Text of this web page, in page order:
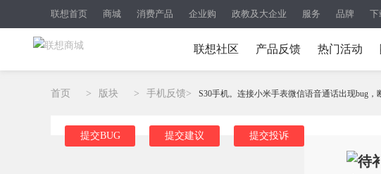
联想首页 商城 消费产品 企业购 政教及大企业 服务 品牌 下
联想社区 产品反馈 热门活动
首页 > 版块 > 手机反馈> S30手机。连接小米手表微信语音通话出现bug，
提交BUG 提交建议 提交投诉